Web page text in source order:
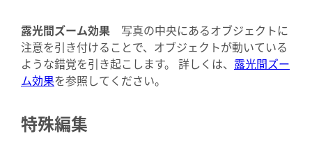
露光間ズーム効果
写真の中央にあるオブジェクトに
注意を引き付けることで、オブジェクトが動いている
ような錯覚を引き起こします。 詳しくは、 露光間ズー
ム効果を参照してください。
特殊編集